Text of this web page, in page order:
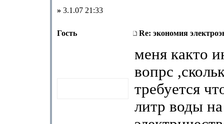
» 3.1.07 21:33
Гость Re: экономия
меня както
вопрс
требуется
литр воды